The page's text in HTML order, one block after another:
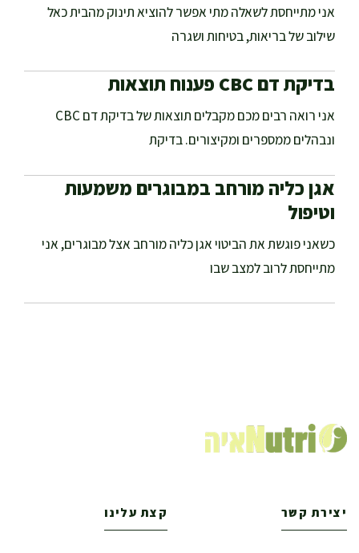
אני מתייחסת לשאלה מתי אפשר להוציא תינוק מהבית כאל
שילוב של בריאות, בטיחות ושגרה
בדיקת דם CBC פענוח תוצאות
אני רואה רבים מכם מקבלים תוצאות של בדיקת דם CBC
ונבהלים ממספרים ומקיצורים. בדיקת
אגן כליה מורחב במבוגרים משמעות
וטיפול
כשאני פוגשת את הביטוי אגן כליה מורחב אצל מבוגרים, אני
מתייחסת לרוב למצב שבו
יצירת קשר קצת עלינו